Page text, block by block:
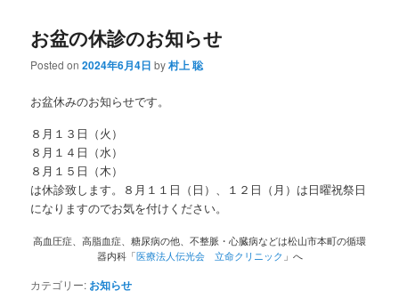
お盆の休診のお知らせ
Posted on2024年6月4日 by村上 聡
お盆休みのお知らせです。
８月１３日（火）
８月１４日（水）
８月１５日（木）
は休診致します。８月１１日（日）、１２日（月）は日曜祝祭日
になりますのでお気を付けください。
高血圧症、高脂血症、糖尿病の他、不整脈・心臓病などは松山市本町の循環
器内科「医療法人伝光会 立命クリニック 」へ
カテゴリー: お知らせ